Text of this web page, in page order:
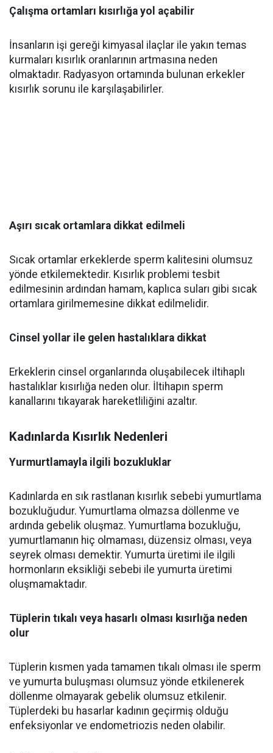
Çalışma ortamları kısırlığa yol açabilir
İnsanların işi gereği kimyasal ilaçlar ile yakın temas
kurmaları kısırlık oranlarının artmasına neden
olmaktadır. Radyasyon ortamında bulunan erkekler
kısırlık sorunu ile karşılaşabilirler.
Aşırı sıcak ortamlara dikkat edilmeli
Sıcak ortamlar erkeklerde sperm kalitesini olumsuz
yönde etkilemektedir. Kısırlık problemi tesbit
edilmesinin ardından hamam, kaplıca suları gibi sıcak
ortamlara girilmemesine dikkat edilmelidir.
Cinsel yollar ile gelen hastalıklara dikkat
Erkeklerin cinsel organlarında oluşabilecek iltihaplı
hastalıklar kısırlığa neden olur. İltihapın sperm
kanallarını tıkayarak hareketliliğini azaltır.
Kadınlarda Kısırlık Nedenleri
Yurmurtlamayla ilgili bozukluklar
Kadınlarda en sık rastlanan kısırlık sebebi yumurtlama
bozukluğudur. Yumurtlama olmazsa döllenme ve
ardında gebelik oluşmaz. Yumurtlama bozukluğu,
yumurtlamanın hiç olmaması, düzensiz olması, veya
seyrek olması demektir. Yumurta üretimi ile ilgili
hormonların eksikliği sebebi ile yumurta üretimi
oluşmamaktadır.
Tüplerin tıkalı veya hasarlı olması kısırlığa neden
olur
Tüplerin kısmen yada tamamen tıkalı olması ile sperm
ve yumurta buluşması olumsuz yönde etkilenerek
döllenme olmayarak gebelik olumsuz etkilenir.
Tüplerdeki bu hasarlar kadının geçirmiş olduğu
enfeksiyonlar ve endometriozis neden olabilir.